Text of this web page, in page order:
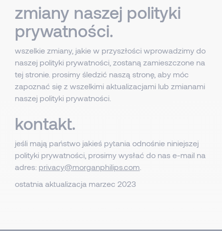
zmiany naszej polityki
prywatności.
wszelkie zmiany, jakie w przyszłości wprowadzimy do
naszej polityki prywatności, zostaną zamieszczone na
tej stronie. prosimy śledzić naszą stronę, aby móc
zapoznać się z wszelkimi aktualizacjami lub zmianami
naszej polityki prywatności.
kontakt.
jeśli mają państwo jakieś pytania odnośnie niniejszej
polityki prywatności, prosimy wysłać do nas e-mail na
adres: privacy@morganphilips.com
ostatnia aktualizacja marzec 2023